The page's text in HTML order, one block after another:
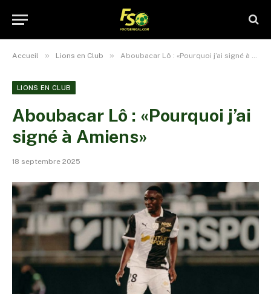
Accueil » Lions en Club » Aboubacar Lô : «Pourquoi j’ai signé à Amiens»
LIONS EN CLUB
Aboubacar Lô : «Pourquoi j’ai
signé à Amiens»
18 septembre 2025